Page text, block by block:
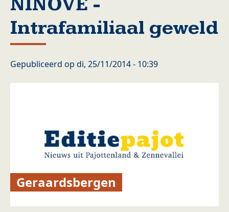
Intrafamiliaal geweld
Gepubliceerd op di, 25/11/2014 - 10:39
Geraardsbergen